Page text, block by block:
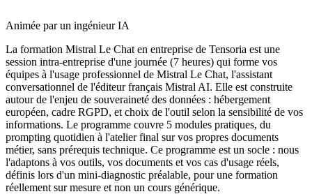
Animée par un ingénieur IA
La formation Mistral Le Chat en entreprise de Tensoria est une
session intra-entreprise d'une journée (7 heures) qui forme vos
équipes à l'usage professionnel de Mistral Le Chat, l'assistant
conversationnel de l'éditeur français Mistral AI. Elle est construite
autour de l'enjeu de souveraineté des données : hébergement
européen, cadre RGPD, et choix de l'outil selon la sensibilité de vos
informations. Le programme couvre 5 modules pratiques, du
prompting quotidien à l'atelier final sur vos propres documents
métier, sans prérequis technique. Ce programme est un socle : nous
l'adaptons à vos outils, vos documents et vos cas d'usage réels,
définis lors d'un mini-diagnostic préalable, pour une formation
réellement sur mesure et non un cours générique.